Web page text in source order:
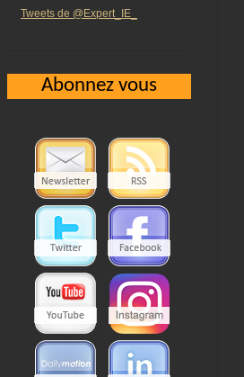
Tweets de @Expert_IE_
Abonnez vous